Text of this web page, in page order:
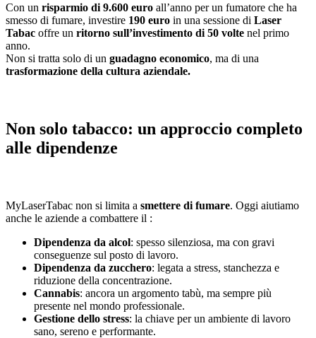
Con un risparmio di 9.600 euro all’anno per un fumatore che ha
smesso di fumare, investire 190 euro in una sessione di Laser
Tabac offre un ritorno sull’investimento di 50 volte nel primo
anno.
Non si tratta solo di un guadagno economico, ma di una
trasformazione della cultura aziendale.
Non solo tabacco: un approccio completo
alle dipendenze
MyLaserTabac non si limita a smettere di fumare. Oggi aiutiamo
anche le aziende a combattere il :
Dipendenza da alcol: spesso silenziosa, ma con gravi
conseguenze sul posto di lavoro.
Dipendenza da zucchero: legata a stress, stanchezza e
riduzione della concentrazione.
Cannabis: ancora un argomento tabù, ma sempre più
presente nel mondo professionale.
Gestione dello stress: la chiave per un ambiente di lavoro
sano, sereno e performante.